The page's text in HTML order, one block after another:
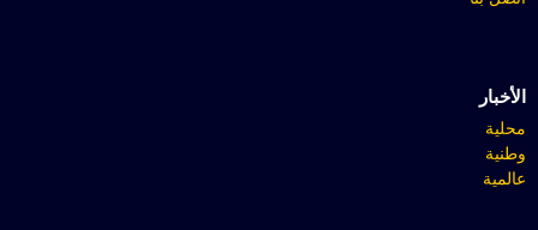
الأخبار
محلية
وطنية
عالمية